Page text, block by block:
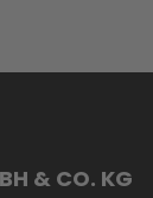
& CO. KG